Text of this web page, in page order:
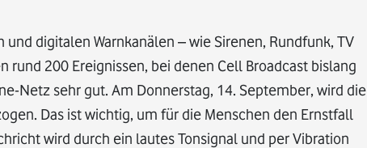
digitalen Warnkanälen – wie Sirenen, Rundfunk, TV
rund 200 Ereignissen, bei denen Cell Broadcast bislang
Netz sehr gut. Am Donnerstag, 14. September, wird die
Das ist wichtig, um für die Menschen den Ernstfall
wird durch ein lautes Tonsignal und per Vibration